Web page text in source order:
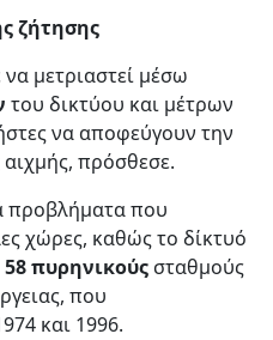
ζήτησης
μετριαστεί μέσω
του δικτύου και μέτρων
να αποφεύγουν την
πρόσθεσε.
προβλήματα που
χώρες, καθώς το δίκτυό
58 πυρηνικούς σταθμούς
που
και 1996.